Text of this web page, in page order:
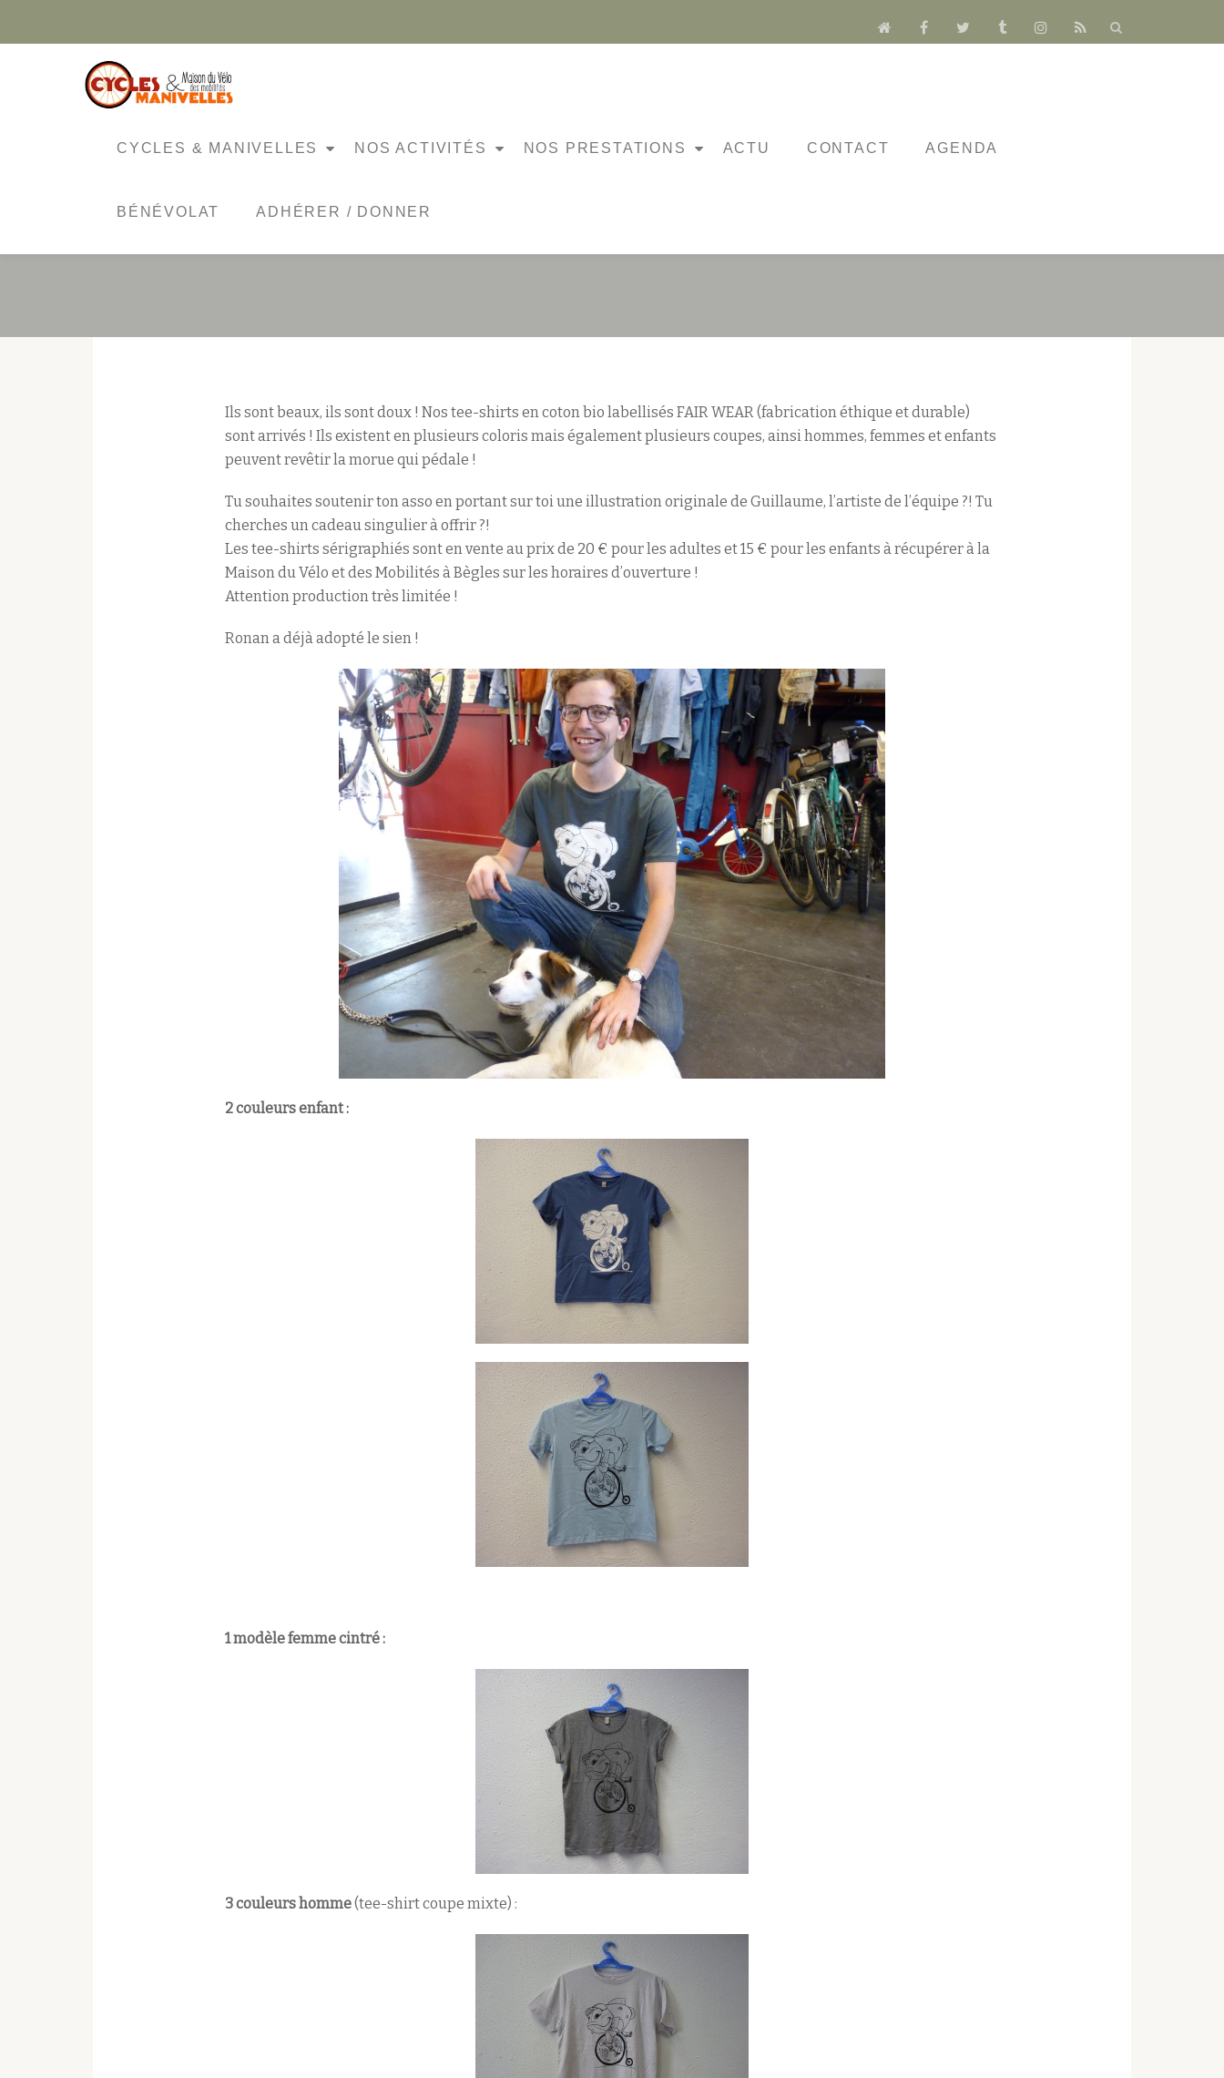
Aller
fa-
fa-
fa-
fa-
fa-
fa-
CYCLES & MANIVELLES NOS ACTIVITÉS NOS PRESTATIONS ACTU CONTACT AGENDA
BÉNÉVOLAT ADHÉRER / DONNER
NOS TEE-SHIRTS SONT ARRIVÉS !
Ils sont beaux, ils sont doux ! Nos tee-shirts en coton bio labellisés FAIR WEAR (fabrication éthique et durable)
sont arrivés ! Ils existent en plusieurs coloris mais également plusieurs coupes, ainsi hommes, femmes et enfants
peuvent revêtir la morue qui pédale !
Tu souhaites soutenir ton asso en portant sur toi une illustration originale de Guillaume, l’artiste de l’équipe ?! Tu
cherches un cadeau singulier à offrir ?!
Les tee-shirts sérigraphiés sont en vente au prix de 20 € pour les adultes et 15 € pour les enfants à récupérer à la
Maison du Vélo et des Mobilités à Bègles sur les horaires d’ouverture !
Attention production très limitée !
Ronan a déjà adopté le sien !
2 couleurs enfant :
1 modèle femme cintré :
3 couleurs homme(tee-shirt coupe mixte) :